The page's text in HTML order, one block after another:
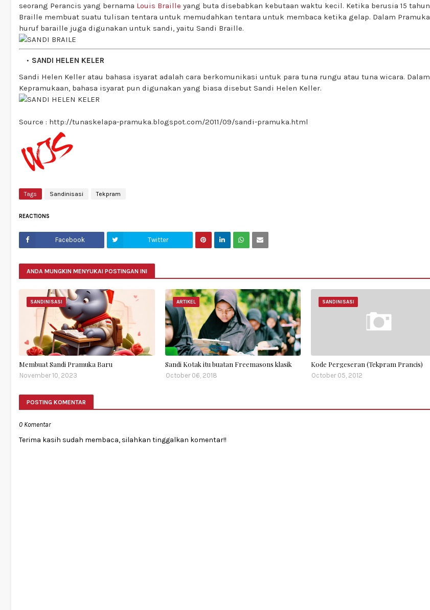
seorang Perancis yang bernama Louis Braille yang buta disebabkan kebutaan waktu kecil. Ketika berusia 15 tahun,
Braille membuat suatu tulisan tentara untuk memudahkan tentara untuk membaca ketika gelap. Dalam Pramuka,
huruf baraille juga digunakan untuk sandi, yaitu Sandi Braille.
SANDI HELEN KELER
Sandi Helen Keller atau bahasa isyarat adalah cara berkomunikasi untuk para tuna rungu atau tuna wicara. Dalam
Kepramukaan, bahasa isyarat pun digunakan yang biasa disebut Sandi Helen Keller.
Source : http://tunaskelapa-pramuka.blogspot.com/2011/09/sandi-pramuka.html
Tags Sandinisasi Tekpram
REACTIONS
Facebook Twitter
ANDA MUNGKIN MENYUKAI POSTINGAN INI
SANDINISASI
Membuat Sandi Pramuka Baru
November 10, 2023
ARTIKEL
Sandi Kotak itu buatan Freemasons klasik
October 06, 2018
SANDINISASI
Kode Pergeseran (Tekpram Prancis)
October 05, 2012
POSTING KOMENTAR
0 Komentar
Terima kasih sudah membaca, silahkan tinggalkan komentar!!